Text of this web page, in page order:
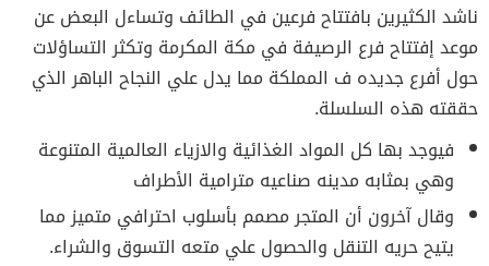
ناشد الكثيرين بافتتاح فرعين في الطائف وتساءل البعض عن
موعد إفتتاح فرع الرصيفة في مكة المكرمة وتكثر التساؤلات
حول أفرع جديده ف المملكة مما يدل علي النجاح الباهر الذي
حققته هذه السلسلة.
فيوجد بها كل المواد الغذائية والازياء العالمية المتنوعة
وهي بمثابه مدينه صناعيه مترامية الأطراف
وقال آخرون أن المتجر مصمم بأسلوب احترافي متميز مما
يتيح حريه التنقل والحصول علي متعه التسوق والشراء.